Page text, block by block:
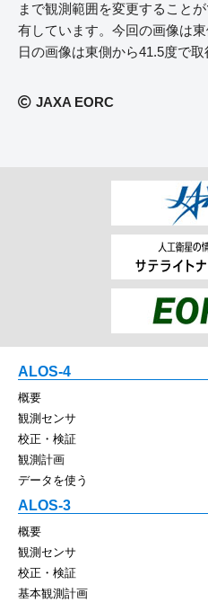
まで観測範囲を変更すること
有しています。今回の画像は
日の画像は東側から41.5度で取
JAXA EORC
ALOS-4
概要
観測センサ
校正・検証
観測計画
データを使う
ALOS-3
概要
観測センサ
校正・検証
基本観測計画